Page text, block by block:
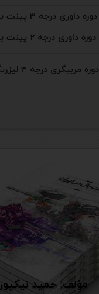
دوره داوری درجه 3 پینت بال
دوره داوری درجه 2 پینت بال
دوره مربیگری درجه 3 لیزرتگ
مؤلف: حمید نیکپور